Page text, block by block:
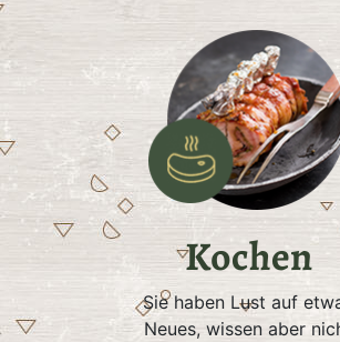
Kochen
Sie haben Lust auf
Neues, wissen aber